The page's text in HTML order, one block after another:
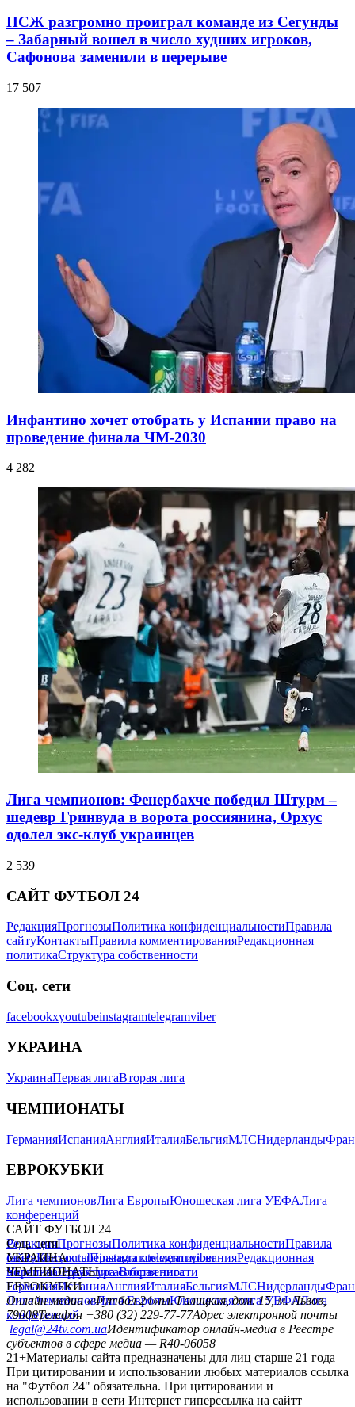
ПСЖ разгромно проиграл команде из Сегунды
– Забарный вошел в число худших игроков,
Сафонова заменили в перерыве
17 507
Инфантино хочет отобрать у Испании право на
проведение финала ЧМ-2030
4 282
Лига чемпионов: Фенербахче победил Штурм –
шедевр Гринвуда в ворота россиянина, Орхус
одолел экс-клуб украинцев
2 539
САЙТ ФУТБОЛ 24
РедакцияПрогнозыПолитика конфиденциальностиПравила
сайтуКонтактыПравила комментированияРедакционная
политикаСтруктура собственности
Соц. сети
facebookxyoutubeinstagramtelegramviber
УКРАИНА
УкраинаПервая лигаВторая лига
ЧЕМПИОНАТЫ
ГерманияИспанияАнглияИталияБельгияМЛСНидерланды
ЕВРОКУБКИ
Лига чемпионовЛига ЕвропыЮношеская лига УЕФАЛига
конференций
САЙТ ФУТБОЛ 24
РедакцияПрогнозыПолитика конфиденциальностиПравила
сайтуКонтактыПравила комментированияРедакционная
политикаСтруктура собственности
Соц. сети
facebookxyoutubeinstagramtelegramviber
УКРАИНА
УкраинаПервая лигаВторая лига
ЧЕМПИОНАТЫ
ГерманияИспанияАнглияИталияБельгияМЛСНидерланды
ЕВРОКУБКИ
Лига чемпионовЛига ЕвропыЮношеская лига УЕФАЛига
конференций
Онлайн-медиа «Футбол 24»пл. Галицкая, дом. 15, м. Львов,
79008Телефон +380 (32) 229-77-77Адрес электронной почты
legal@24tv.com.uaИдентификатор онлайн-медиа в Реестре
субъектов в сфере медиа — R40-06058
21+Материалы сайта предназначены для лиц старше 21 года
При цитировании и использовании любых материалов ссылка
на "Футбол 24" обязательна. При цитировании и
использовании в сети Интернет гиперссылка на сайтт